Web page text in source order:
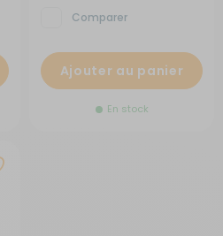
Comparer
Ajouter au panier
En stock